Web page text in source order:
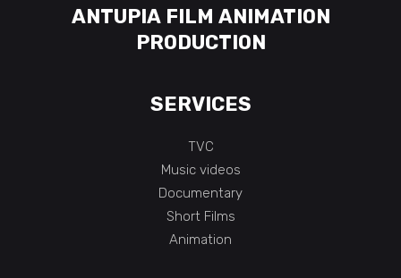
ANTUPIA FILM ANIMATION
PRODUCTION
SERVICES
TVC
Music videos
Documentary
Short Films
Animation